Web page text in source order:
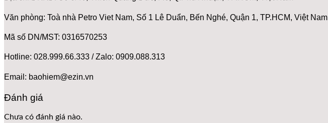
Văn phòng: Toà nhà Petro Viet Nam, Số 1 Lê Duẩn, Bến Nghé, Quận 1, TP.HCM, Việt Nam
Mã số DN/MST: 0316570253
Hotline: 028.999.66.333 / Zalo: 0909.088.313
Email: baohiem@ezin.vn
Đánh giá
Chưa có đánh giá nào.